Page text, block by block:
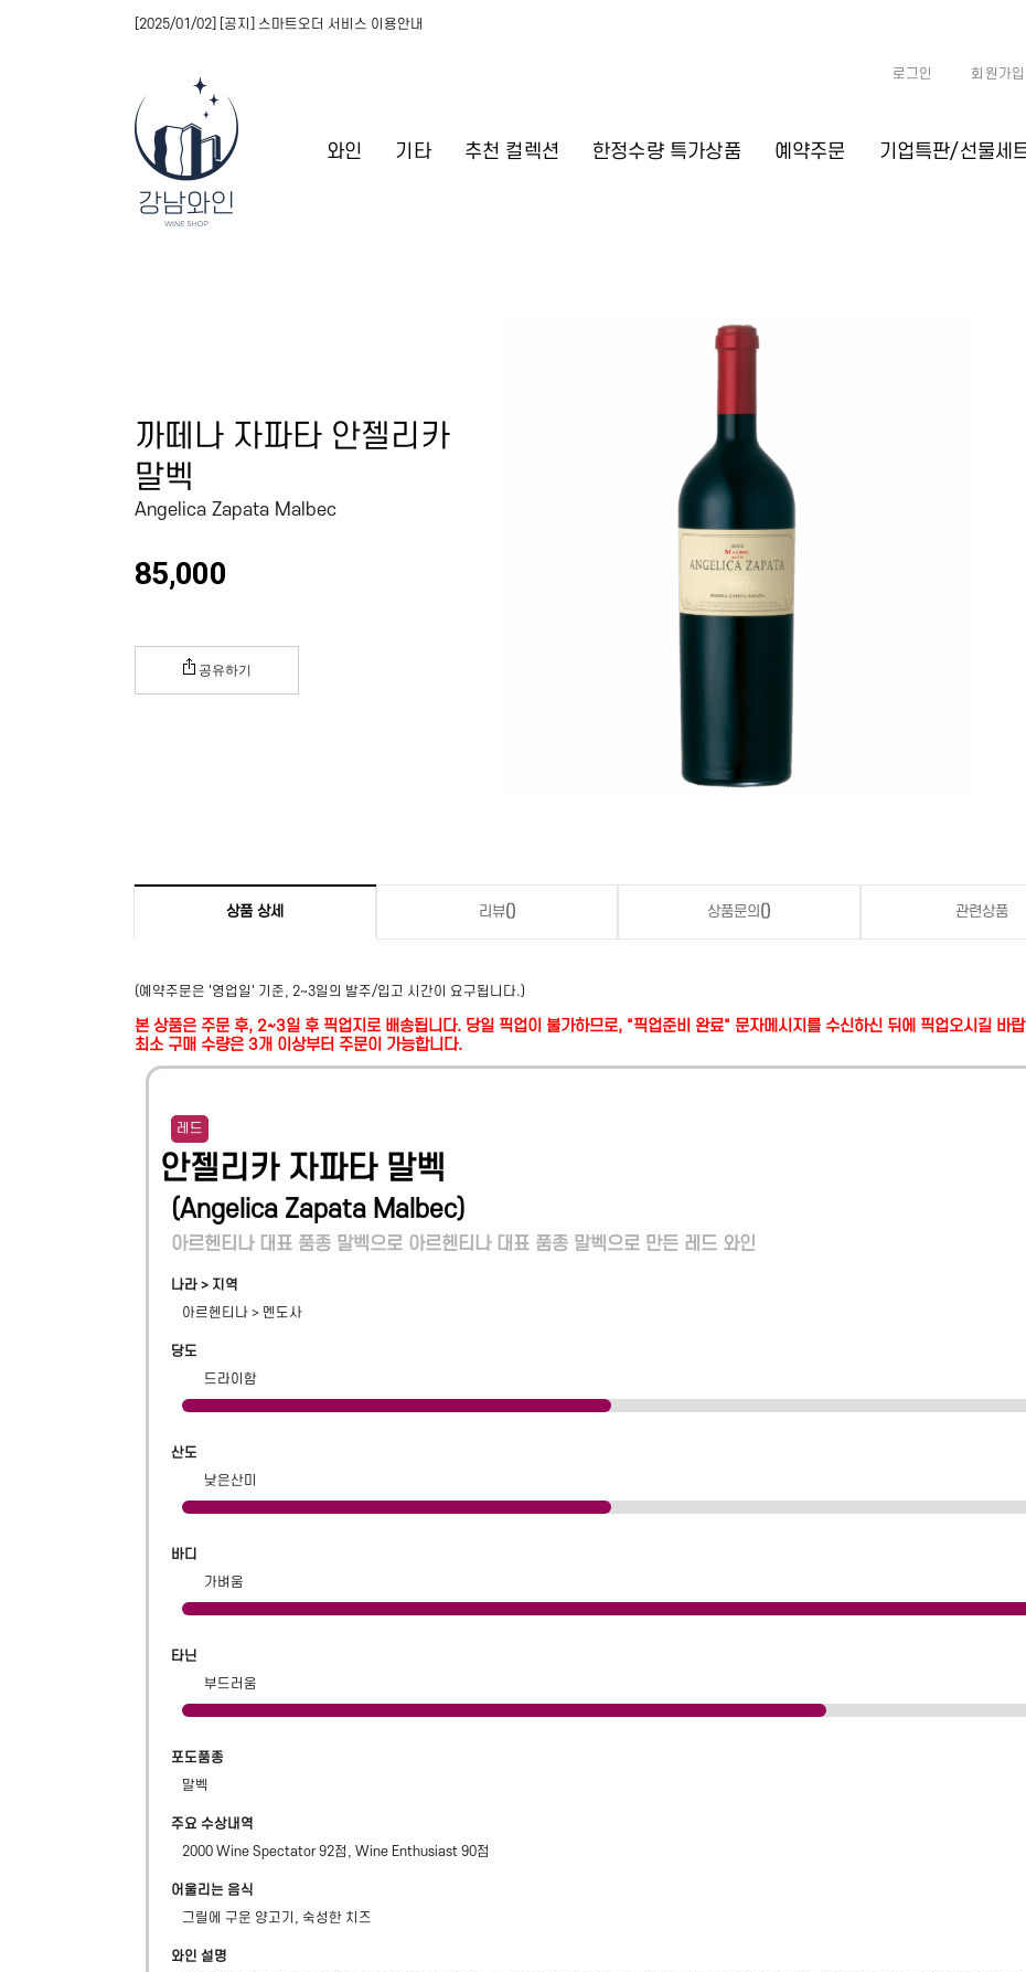
와인 기타 추천 컬렉션 한정수량 특가상품 예약주문 기업특판/선물세
[2025/01/02] [공지] 스마트오더 서비스 이용안내
로그인 회원가입
까떼나 자파타 안젤리카
말벡
Angelica Zapata Malbec
85,000
공유하기
상품 상세 리뷰() 상품문의 () 관련상품
(예약주문은 '영업일' 기준, 2~3일의 발주/입고 시간이 요구됩니다.)
본 상품은 주문 후, 2~3일 후 픽업지로 배송됩니다. 당일 픽업이 불가하므로, "픽업준비 완료" 문자메시지를 수신하신 뒤에 픽업오시길 바
최소 구매 수량은 3개 이상부터 주문이 가능합니다.
레드
안젤리카 자파타 말벡
(Angelica Zapata Malbec)
아르헨티나 대표 품종 말벡으로 아르헨티나 대표 품종 말벡으로 만든 레드 와인
나라 > 지역
아르헨티나 > 멘도사
당도
드라이함
산도
낮은산미
바디
가벼움
타닌
부드러움
포도품종
말벡
주요 수상내역
2000 Wine Spectator 92점, Wine Enthusiast 90점
어울리는 음식
그릴에 구운 양고기, 숙성한 치즈
와인 설명